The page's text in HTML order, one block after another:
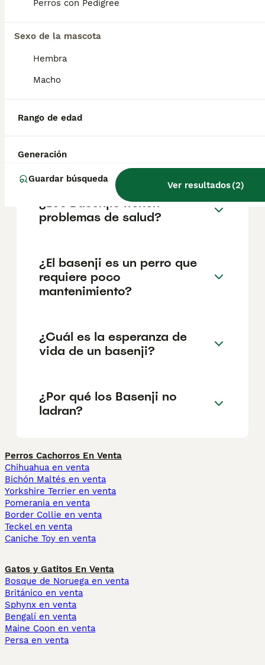
Perros con Pedigree
Sexo de la mascota
Hembra
Macho
Rango de edad
Generación
Guardar búsqueda
Ver resultados(2)
Preguntas frecuentes
¿Cuánto cuesta un cachorro
El coste medio de un cachorro de Basenji en
España es de aproximadamente 1156€,
factores como el pedigrí, la reputación del
criador y la ubicación.
¿Los Basenjis tienen
problemas de salud?
¿El basenji es un perro que
requiere poco
mantenimiento?
¿Cuál es la esperanza de
vida de un basenji?
¿Por qué los Basenji no
ladran?
Perros Cachorros En Venta
Chihuahua en venta
Bichón Maltés en venta
Yorkshire Terrier en venta
Pomerania en venta
Border Collie en venta
Teckel en venta
Caniche Toy en venta
Gatos y Gatitos En Venta
Bosque de Noruega en venta
Británico en venta
Sphynx en venta
Bengalí en venta
Maine Coon en venta
Persa en venta